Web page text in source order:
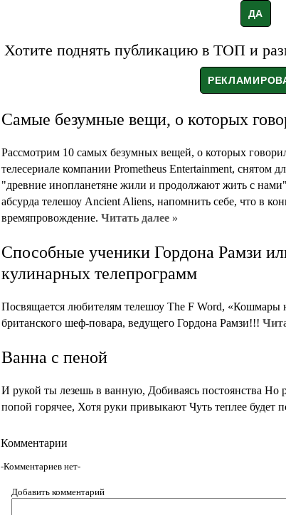
Хотите поднять публикацию в ТОП и
Самые безумные вещи, о которых
Рассмотрим 10 самых безумных вещей, о которых
телесериале компании Prometheus Entertainment, снятом
"древние инопланетяне жили и продолжают жить с
абсурда телешоу Ancient Aliens, напомнить себе, что в
времяпровождение. Читать далее »
Способные ученики Гордона Рамзи
кулинарных телепрограмм
Посвящается любителям телешоу The F Word, «Кошмары
британского шеф-повара, ведущего Гордона Рамзи!!!
Ванна с пеной
И рукой ты лезешь в ванную, Добиваясь постоянства Но
попой горячее, Хотя руки привыкают Чуть теплее будет
Комментарии
-Комментариев нет-
Добавить комментарий